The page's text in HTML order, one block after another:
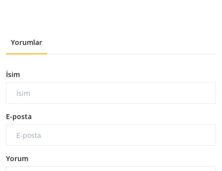
Yorumlar
İsim
E-posta
Yorum